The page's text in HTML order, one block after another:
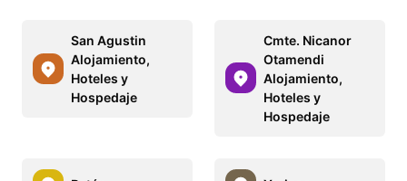
San Agustin
Alojamiento,
Hoteles y
Hospedaje
Cmte. Nicanor
Otamendi
Alojamiento,
Hoteles y
Hospedaje